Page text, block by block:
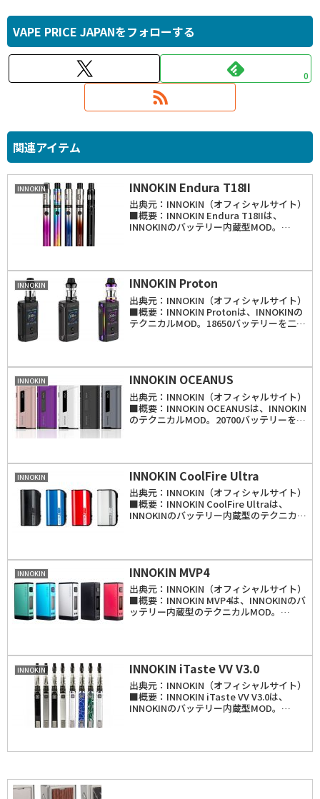
VAPE PRICE JAPANをフォローする
0
関連アイテム
INNOKIN INNOKIN Endura T18II
出典元：INNOKIN（オフィシャルサイト）
■概要：INNOKIN Endura T18IIは、
INNOKINのバッテリー内蔵型MOD。
INNOKIN INNOKIN Proton
出典元：INNOKIN（オフィシャルサイト）
■概要：INNOKIN Protonは、INNOKINの
テクニカルMOD。18650バッテリーを二本
INNOKIN INNOKIN OCEANUS
出典元：INNOKIN（オフィシャルサイト）
■概要：INNOKIN OCEANUSは、INNOKIN
のテクニカルMOD。20700バッテリーを使
INNOKIN INNOKIN CoolFire Ultra
出典元：INNOKIN（オフィシャルサイト）
■概要：INNOKIN CoolFire Ultraは、
INNOKINのバッテリー内蔵型のテクニカル
INNOKIN INNOKIN MVP4
出典元：INNOKIN（オフィシャルサイト）
■概要：INNOKIN MVP4は、INNOKINのバ
ッテリー内蔵型のテクニカルMOD。
INNOKIN INNOKIN iTaste VV V3.0
出典元：INNOKIN（オフィシャルサイト）
■概要：INNOKIN iTaste VV V3.0は、
INNOKINのバッテリー内蔵型MOD。